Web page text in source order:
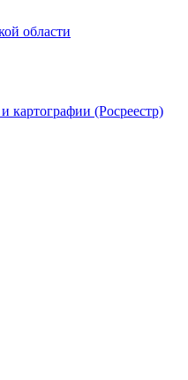
области
картографии (Росреестр)